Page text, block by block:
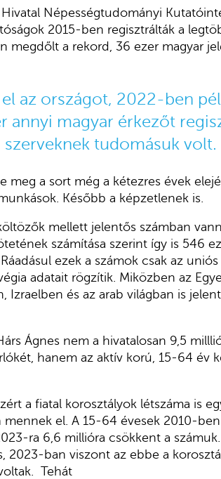
Népességtudományi
2015-ben regisztrálták a
megdőlt a rekord, 36 ezer magyar
az országot, 2022-ben
annyi magyar érkezőt
tudomásuk volt.
meg a sort még a kétezres évek
Később a képzetlenek is.
mellett jelentős számban
számítása szerint így is 546
ezek a számok csak az uniós
adatait rögzítik. Miközben az
Izraelben és az arab világban is
Ágnes nem a hivatalosan 9,5
hanem az aktív korú, 15-64 év
a fiatal korosztályok létszáma is
el. A 15-64 évesek 2010-
ra 6,6 millióra csökkent a
2023-ban viszont az ebbe a
Tehát